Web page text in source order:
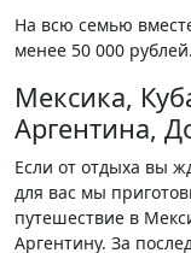
На всю семью
менее 50 000
Мексика,
Аргентина,
Если от отдыха вы
для вас мы
путешествие в
Аргентину. За